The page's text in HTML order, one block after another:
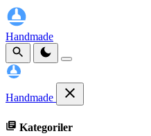
Handmade
Handmade
Kategoriler